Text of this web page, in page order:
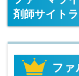
剤師サイト
ファ